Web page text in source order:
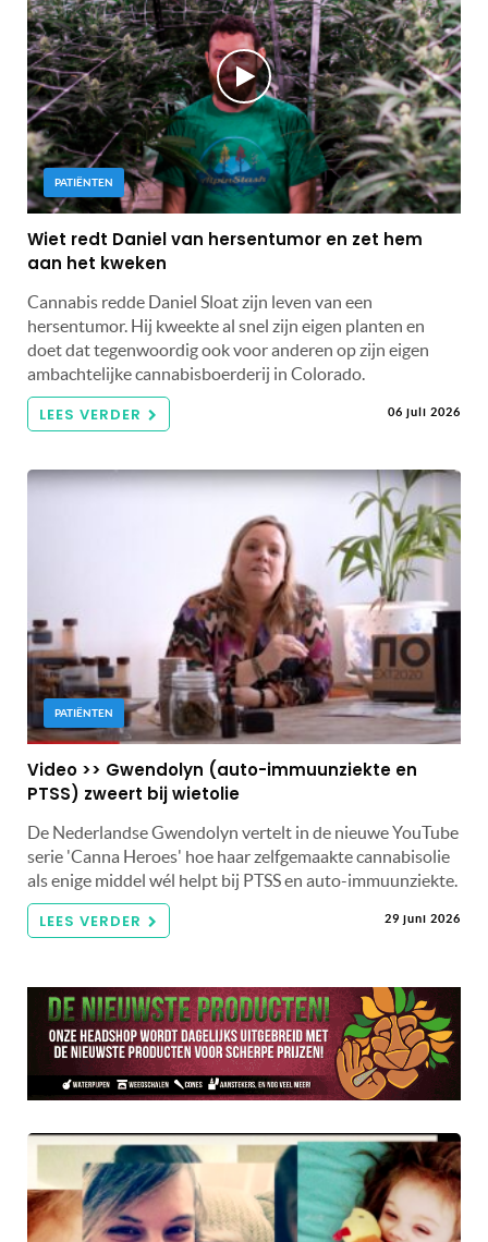
PATIËNTEN
Wiet redt Daniel van hersentumor en zet hem
aan het kweken
Cannabis redde Daniel Sloat zijn leven van een
hersentumor. Hij kweekte al snel zijn eigen planten en
doet dat tegenwoordig ook voor anderen op zijn eigen
ambachtelijke cannabisboerderij in Colorado.
LEES VERDER 06 juli 2026
PATIËNTEN
Video >> Gwendolyn (auto-immuunziekte en
PTSS) zweert bij wietolie
De Nederlandse Gwendolyn vertelt in de nieuwe YouTube
serie 'Canna Heroes' hoe haar zelfgemaakte cannabisolie
als enige middel wél helpt bij PTSS en auto-immuunziekte.
LEES VERDER 29 juni 2026